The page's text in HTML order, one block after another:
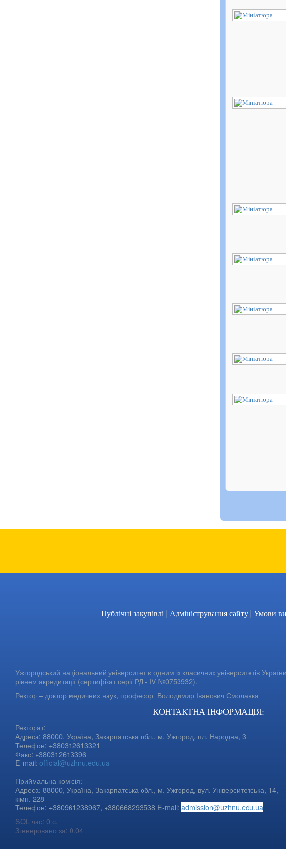
Публічні закупівлі | Адміністрування сайту | Умови
Ужгородський національний університет є одним із класичних університетів
рівнем акредитації (сертифікат серії РД - IV №0753932).
Ректор – доктор медичних наук, професор Володимир Іванович Смоланка
КОНТАКТНА ІНФОРМАЦІЯ:
Ректорат:
Адреса: 88000, Україна, Закарпатська обл., м. Ужгород, пл. Народна, 3
Телефон: +380312613321
Факс: +380312613396
E-mail: official@uzhnu.edu.ua
Приймальна комісія:
Адреса: 88000, Україна, Закарпатська обл., м. Ужгород, вул. Університетська, 14,
кімн. 228
Телефон: +380961238967, +380668293538 E-mail: admission@uzhnu.edu.ua
SQL час: 0 с.
Згенеровано за: 0.04